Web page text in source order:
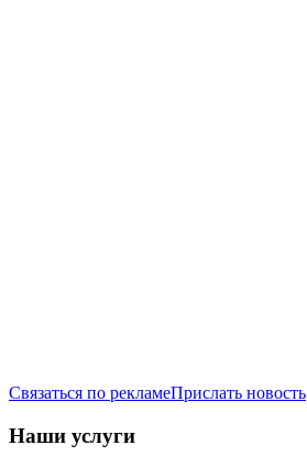
Связаться по рекламеПрислать новость
Наши услуги